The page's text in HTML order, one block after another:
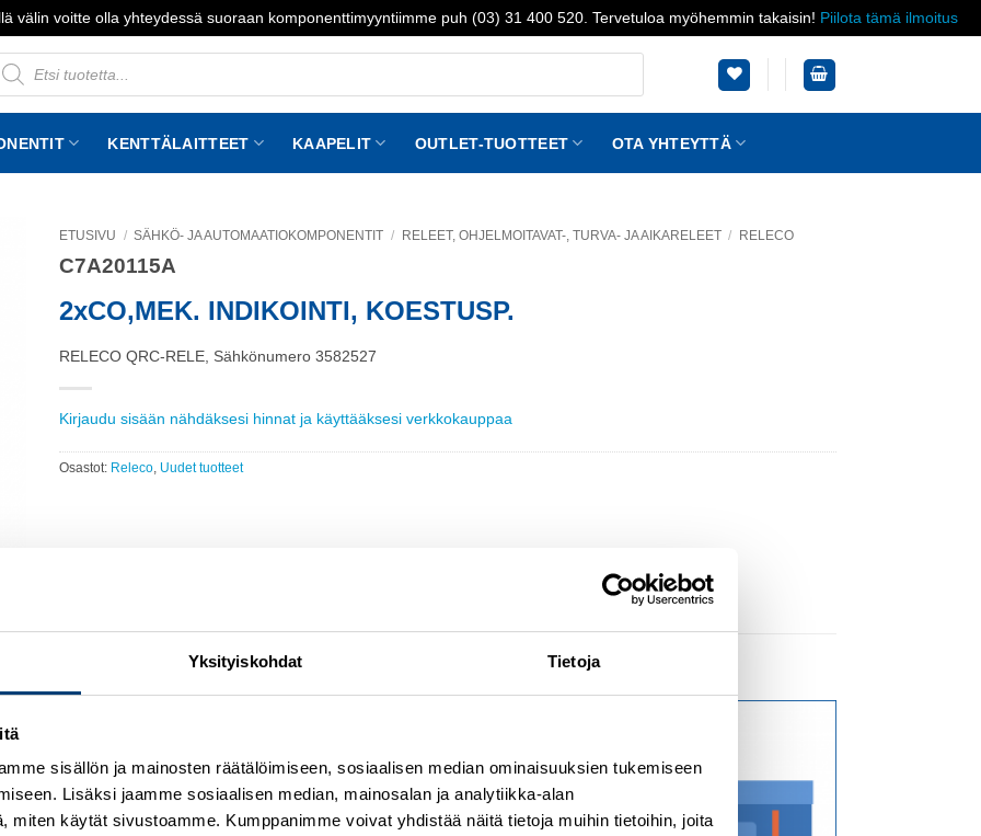
Yksityiskohdat Tietoja
sisällön ja mainosten räätälöimiseen, sosiaalisen median ominaisuuksien tukemiseen
Lisäksi jaamme sosiaalisen median, mainosalan ja analytiikka-alan
miten käytät sivustoamme. Kumppanimme voivat yhdistää näitä tietoja muihin tietoihin, joita
välin voitte olla yhteydessä suoraan komponenttimyyntiimme puh (03) 31 400 520. Tervetuloa myöhemmin takaisin! Piilota tämä ilmoitus
KENTTÄLAITTEET KAAPELIT OUTLET-TUOTTEET OTA YHTEYTTÄ
ETUSIVU / SÄHKÖ- JA AUTOMAATIOKOMPONENTIT / RELEET, OHJELMOITAVAT-, TURVA- JA AIKARELEET / RELECO
C7A20115A
2xCO,MEK. INDIKOINTI, KOESTUSP.
RELECO QRC-RELE, Sähkönumero 3582527
Kirjaudu sisään nähdäksesi hinnat ja käyttääksesi verkkokauppaa
Osastot: Releco Uudet tuotteet
wishlist
wishlist